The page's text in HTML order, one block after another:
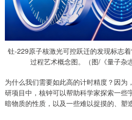
钍-229原子核激光可控跃迁的发现标志
过程艺术概念图。（图/《量子杂
为什么我们需要如此高的计时精度？因为
研项目中，核钟可以帮助科学家探索一些
暗物质的性质，以及一些难以捉摸的、塑